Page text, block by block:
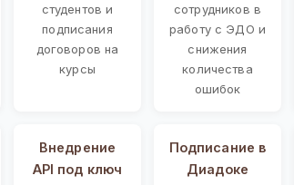
студентов и
подписания
договоров на
курсы
сотрудников в
работу с ЭДО и
снижения
количества
ошибок
Внедрение
API под ключ
Подписание в
Диадоке